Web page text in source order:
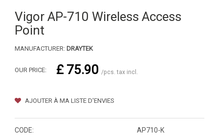
Vigor AP-710 Wireless Access
Point
MANUFACTURER: DRAYTEK
OUR PRICE: £ 75.90 /pcs. tax incl.
AJOUTER À MA LISTE D'ENVIES
CODE: AP710-K